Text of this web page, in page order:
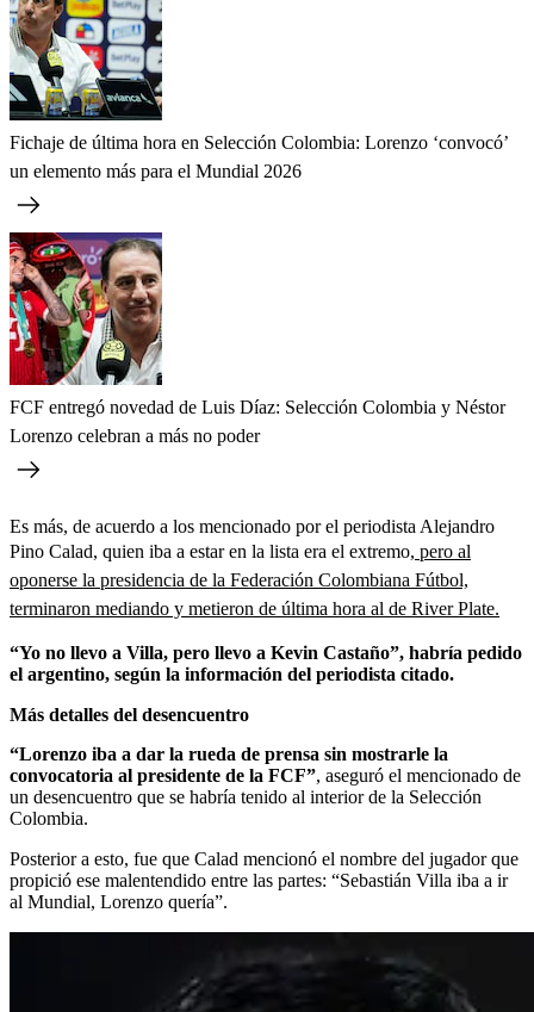
Fichaje de última hora en Selección Colombia: Lorenzo ‘convocó’
un elemento más para el Mundial 2026
FCF entregó novedad de Luis Díaz: Selección Colombia y Néstor
Lorenzo celebran a más no poder
Es más, de acuerdo a los mencionado por el periodista Alejandro
Pino Calad, quien iba a estar en la lista era el extremo, pero al
oponerse la presidencia de la Federación Colombiana Fútbol,
terminaron mediando y metieron de última hora al de River Plate.
“Yo no llevo a Villa, pero llevo a Kevin Castaño”, habría pedido
el argentino, según la información del periodista citado.
Más detalles del desencuentro
“Lorenzo iba a dar la rueda de prensa sin mostrarle la
convocatoria al presidente de la FCF”, aseguró el mencionado de
un desencuentro que se habría tenido al interior de la Selección
Colombia.
Posterior a esto, fue que Calad mencionó el nombre del jugador que
propició ese malentendido entre las partes: “Sebastián Villa iba a ir
al Mundial, Lorenzo quería”.